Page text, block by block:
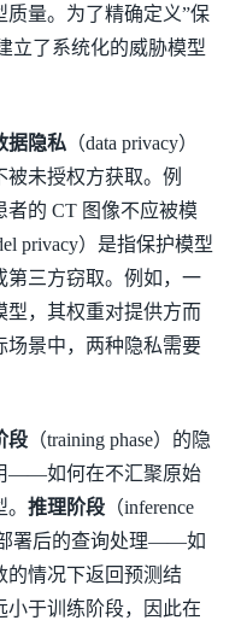
量。为了精确定义”保
立了系统化的威胁模型
据隐私（data privacy）
未授权方获取。例
的 CT 图像不应被模
privacy）是指保护模型
第三方窃取。例如，一
型，其权重对提供方而
场景中，两种隐私需要
段（training phase）的隐
——如何在不汇聚原始
推理阶段（inference
署后的查询处理——如
的情况下返回预测结
小于训练阶段，因此在